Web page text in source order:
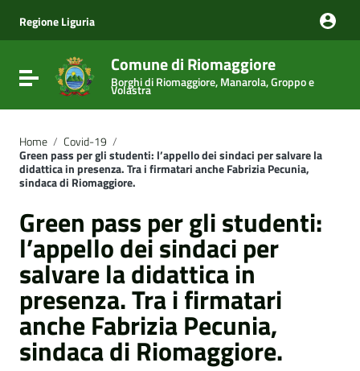
Vai al menu di navigazione
Vai al footer
Regione Liguria
Attiva / disattiva la navigazione
Comune di Riomaggiore
Borghi di Riomaggiore, Manarola, Groppo e
Volastra
Home / Covid-19 /
Green pass per gli studenti: l’appello dei sindaci per salvare la
didattica in presenza. Tra i firmatari anche Fabrizia Pecunia,
sindaca di Riomaggiore.
Green pass per gli studenti:
l’appello dei sindaci per
salvare la didattica in
presenza. Tra i firmatari
anche Fabrizia Pecunia,
sindaca di Riomaggiore.